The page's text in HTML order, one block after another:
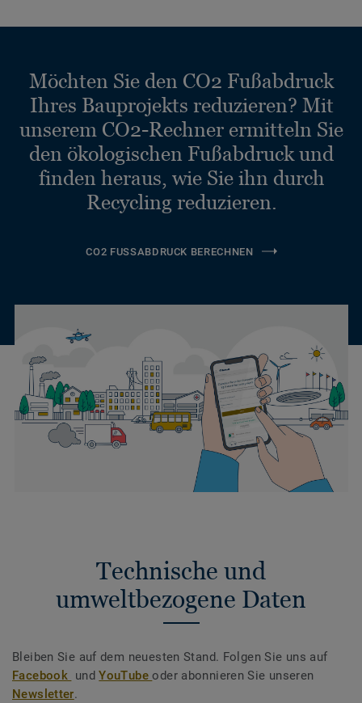
Möchten Sie den CO2 Fußabdruck
Ihres Bauprojekts reduzieren? Mit
unserem CO2-Rechner ermitteln Sie
den ökologischen Fußabdruck und
finden heraus, wie Sie ihn durch
Recycling reduzieren.
CO2 FUSSABDRUCK BERECHNEN
Technische und
umweltbezogene Daten
Bleiben Sie auf dem neuesten Stand. Folgen Sie uns auf
Facebook undYouTubeoder abonnieren Sie unseren
Newsletter.